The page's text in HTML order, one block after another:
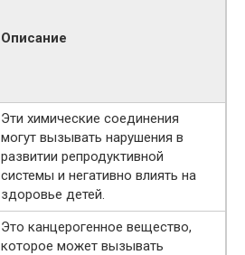
Описание
Эти химические соединения
могут вызывать нарушения в
развитии репродуктивной
системы и негативно влиять на
здоровье детей.
Это канцерогенное вещество,
которое может вызывать